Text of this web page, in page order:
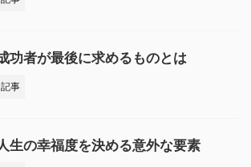
功者が最後に求めるものとは
記事
生の幸福度を決める意外な要素